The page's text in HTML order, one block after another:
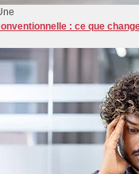
: ce que